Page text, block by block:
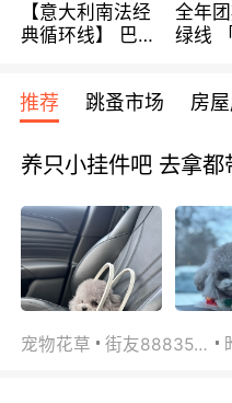
【意大利南法经
典循环线】 巴黎
宾馆 108欧/天起
全程756欧/位
全年
绿线
欧/天
推荐 跳蚤市场 房
养只小挂件吧 去拿都
宠物花草 街友88835518